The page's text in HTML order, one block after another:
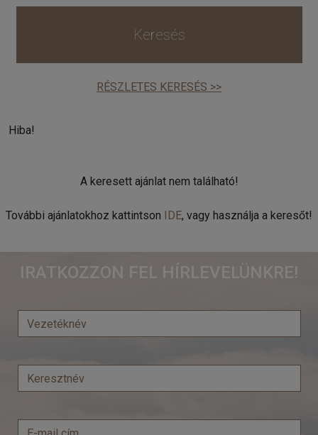
Keresés
RÉSZLETES KERESÉS >>
Hiba!
A keresett ajánlat nem található!
További ajánlatokhoz kattintson IDE, vagy használja a keresőt!
IRATKOZZON FEL HÍRLEVELÜNKRE!